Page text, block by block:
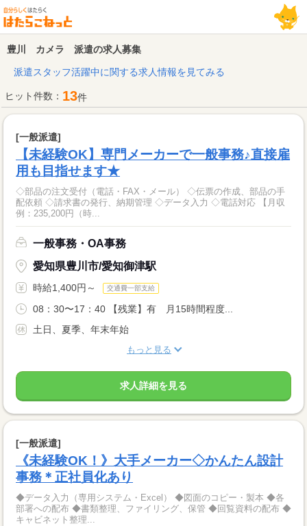
豊川 カメラ 派遣の求人募集
派遣スタッフ活躍中に関する求人情報を見てみる
ヒット件数： 13件
[一般派遣]
【未経験OK】専門メーカーで一般事務♪直接雇
用も目指せます★
◇部品の注文受付（電話・FAX・メール） ◇伝票の作成、部品の手
配依頼 ◇請求書の発行、納期管理 ◇データ入力 ◇電話対応 【月収
例：235,200円（時...
一般事務・OA事務
愛知県豊川市/愛知御津駅
時給1,400円～ 交通費一部支給
08：30〜17：40 【残業】有 月15時間程度...
土日、夏季、年末年始
もっと見る
求人詳細を見る
[一般派遣]
《未経験OK！》大手メーカー◇かんたん設計
事務＊正社員化あり
◆データ入力（専用システム・Excel） ◆図面のコピー・製本 ◆各
部署への配布 ◆書類整理、ファイリング、保管 ◆回覧資料の配布 ◆
キャビネット整理...